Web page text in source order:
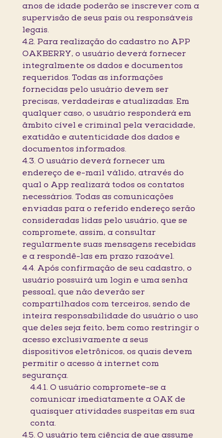
anos de idade poderão se inscrever com a
supervisão de seus pais ou responsáveis
legais.
4.2. Para realização do cadastro no APP
OAKBERRY, o usuário deverá fornecer
integralmente os dados e documentos
requeridos. Todas as informações
fornecidas pelo usuário devem ser
precisas, verdadeiras e atualizadas. Em
qualquer caso, o usuário responderá em
âmbito cível e criminal pela veracidade,
exatidão e autenticidade dos dados e
documentos informados.
4.3. O usuário deverá fornecer um
endereço de e-mail válido, através do
qual o App realizará todos os contatos
necessários. Todas as comunicações
enviadas para o referido endereço serão
consideradas lidas pelo usuário, que se
compromete, assim, a consultar
regularmente suas mensagens recebidas
e a respondê-las em prazo razoável.
4.4. Após confirmação de seu cadastro, o
usuário possuirá um login e uma senha
pessoal, que não deverão ser
compartilhados com terceiros, sendo de
inteira responsabilidade do usuário o uso
que deles seja feito, bem como restringir o
acesso exclusivamente a seus
dispositivos eletrônicos, os quais devem
permitir o acesso à internet com
segurança.
4.4.1. O usuário compromete-se a
comunicar imediatamente a OAK de
quaisquer atividades suspeitas em sua
conta.
4.5. O usuário tem ciência de que assume